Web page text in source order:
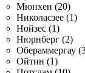
Мюнхен (20)
Николасзее (1)
Нойзес (1)
Нюрнберг (2)
Обераммергау
Ойтин (1)